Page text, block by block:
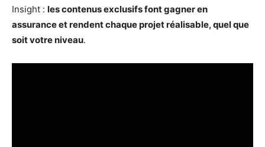
Insight : les contenus exclusifs font gagner en
assurance et rendent chaque projet réalisable, quel que
soit votre niveau.